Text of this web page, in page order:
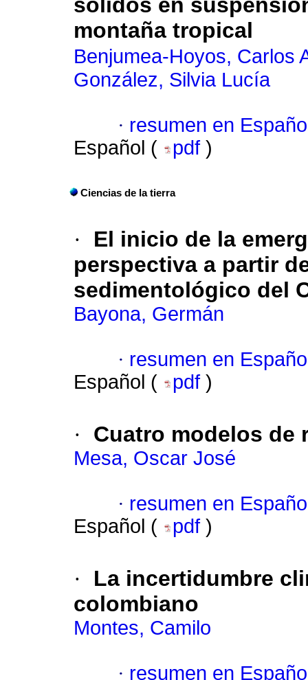
sólidos en
montaña tropical
Benjumea-Hoyos, Carlos
González, Silvia Lucía
· resumen en
Español (
pdf )
Ciencias de la tierra
·
El inicio de la
perspectiva a partir
sedimentológico del
Bayona, Germán
· resumen en
Español (
pdf )
· Cuatro modelos de
Mesa, Oscar José
· resumen en
Español (
pdf )
·
La incertidumbre
colombiano
Montes, Camilo
· resumen en